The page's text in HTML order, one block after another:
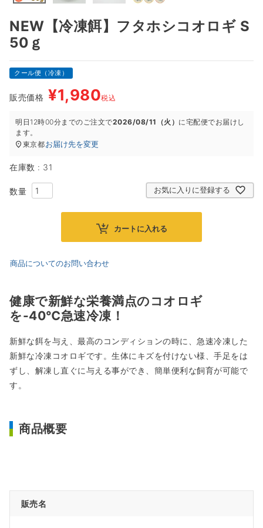
NEW【冷凍餌】フタホシコオロギ S
50ｇ
クール便（冷凍）
販売価格 ¥1,980税込
明日 12時00分までのご注文で2026/08/11（火） に宅配便でお届けし
ます。
東京都お届け先を変更
在庫数 31
お気に入りに登録する
カートに入れる
商品についてのお問い合わせ
健康で新鮮な栄養満点のコオロギ
を-40℃急速冷凍！
新鮮な餌を与え、最高のコンディションの時に、急速冷凍した
新鮮な冷凍コオロギです。生体にキズを付けない様、手足をは
ずし、解凍し直ぐに与える事ができ、簡単便利な飼育が可能で
す。
商品概要
販売名